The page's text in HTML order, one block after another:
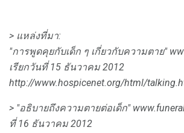
> แหล่งที่มา:
"การพูดคุยกับเด็ก ๆ เกี่ยวกับความตาย"
เรียกวันที่ 15 ธันวาคม 2012
http://www.hospicenet.org/html/
> "อธิบายถึงความตายต่อเด็ก"
ที่ 16 ธันวาคม 2012